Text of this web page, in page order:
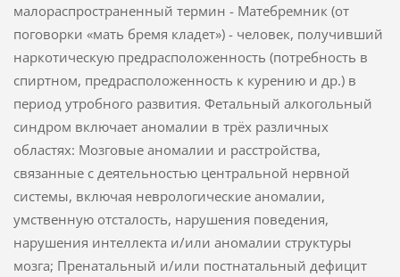
малораспространенный термин - Матебремник (от
поговорки «мать бремя кладет») - человек, получивший
наркотическую предрасположенность (потребность в
спиртном, предрасположенность к курению и др.) в
период утробного развития. Фетальный алкогольный
синдром включает аномалии в трёх различных
областях: Мозговые аномалии и расстройства,
связанные с деятельностью центральной нервной
системы, включая неврологические аномалии,
умственную отсталость, нарушения поведения,
нарушения интеллекта и/или аномалии структуры
мозга; Пренатальный и/или постнатальный дефицит